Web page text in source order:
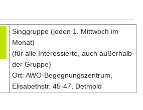
Singgruppe (jeden 1. Mittwoch im
Monat)
(für alle Interessierte, auch außerhalb
der Gruppe)
Ort: AWO-Begegnungszentrum,
Elisabethstr. 45-47, Detmold